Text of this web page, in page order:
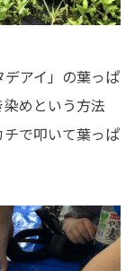
アイ」の葉っぱ
めという方法
で叩いて葉っぱ